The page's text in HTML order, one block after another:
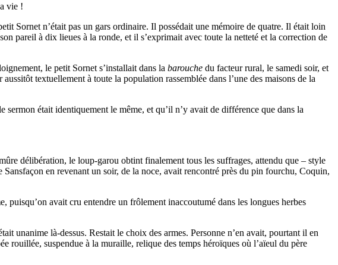
vie !
Sornet n’était pas un gars ordinaire. Il possédait une mémoire de quatre. Il était loin
pareil à dix lieues à la ronde, et il s’exprimait avec toute la netteté et la correction de
le petit Sornet s’installait dans la barouche du facteur rural, le samedi soir, et
textuellement à toute la population rassemblée dans l’une des maisons de la
était identiquement le même, et qu’il n’y avait de différence que dans la
délibération, le loup-garou obtint finalement tous les suffrages, attendu que – style
en revenant un soir, de la noce, avait rencontré près du pin fourchu, Coquin,
avait cru entendre un frôlement inaccoutumé dans les longues herbes
unanime là-dessus. Restait le choix des armes. Personne n’en avait, pourtant il en
rouillée, suspendue à la muraille, relique des temps héroïques où l’aïeul du père